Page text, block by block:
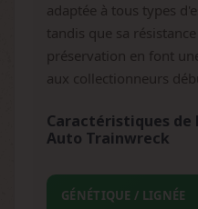
adaptée à tous types
tandis que sa
préservation en font
aux collectionneurs
Caractéristiques de
Auto Trainwreck
GÉNÉTIQUE / LIGNÉE